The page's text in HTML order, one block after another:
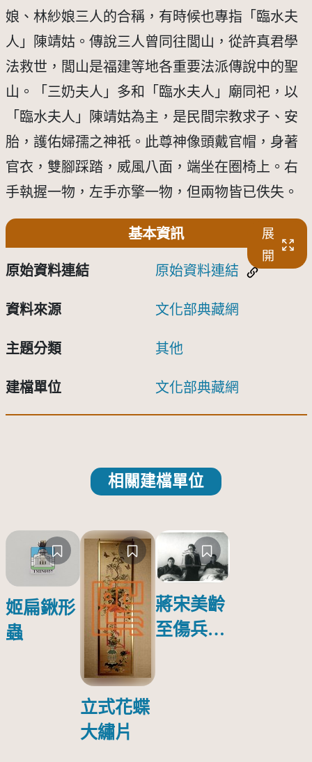
娘、林紗娘三人的合稱，有時候也專指「臨水夫
人」陳靖姑。傳說三人曾同往閭山，從許真君學
法救世，閭山是福建等地各重要法派傳說中的聖
山。「三奶夫人」多和「臨水夫人」廟同祀，以
「臨水夫人」陳靖姑為主，是民間宗教求子、安
胎，護佑婦孺之神祇。此尊神像頭戴官帽，身著
官衣，雙腳踩踏，威風八面，端坐在圈椅上。右
手執握一物，左手亦擎一物，但兩物皆已佚失。
基本資訊
展
開
原始資料連結 原始資料連結
資料來源 文化部典藏網
主題分類 其他
建檔單位 文化部典藏網
相關建檔單位
姬扁鍬形
蟲
立式花蝶
大繡片
蔣宋美齡
至傷兵醫
傷日本戰